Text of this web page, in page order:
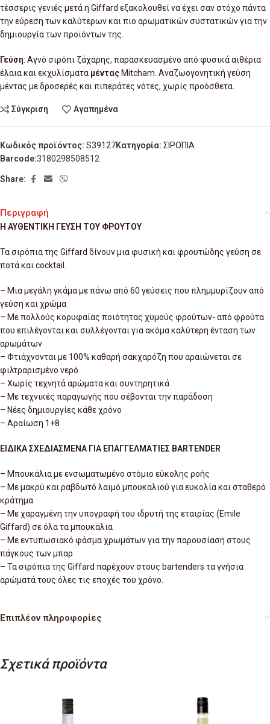
τέσσερις γενιές μετά η Giffard εξακολουθεί να έχει σαν στόχο πάντα
την εύρεση των καλύτερων και πιο αρωματικών συστατικών για την
δημιουργία των προϊόντων της.
Γεύση: Αγνό σιρόπι ζάχαρης, παρασκευασμένο από φυσικά αιθέρια
έλαια και εκχυλίσματα μέντας Mitcham. Αναζωογονητική γεύση
μέντας με δροσερές και πιπεράτες νότες, χωρίς προόσθετα.
Σύγκριση Αγαπημένα
Κωδικός προϊόντος: S39127Κατηγορία: ΣΙΡΟΠΙΑ
Barcode:3180298508512
Share:
Περιγραφή
Η ΑΥΘΕΝΤΙΚΗ ΓΕΥΣΗ ΤΟΥ ΦΡΟΥΤΟΥ
Τα σιρόπια της Giffard δίνουν μια φυσική και φρουτώδης γεύση σε
ποτά και cocktail.
– Μια μεγάλη γκάμα με πάνω από 60 γεύσεις που πλημμυρίζουν από
γεύση και χρώμα
– Με πολλούς κορυφαίας ποιότητας χυμούς φρούτων- από φρούτα
που επιλέγονται και συλλέγονται για ακόμα καλύτερη ένταση των
αρωμάτων
– Φτιάχνονται με 100% καθαρή σακχαρόζη που αραιώνεται σε
φιλτραρισμένο νερό
– Χωρίς τεχνητά αρώματα και συντηρητικά
– Με τεχνικές παραγωγής που σέβονται την παράδοση
– Νέες δημιουργίες κάθε χρόνο
– Αραίωση 1+8
ΕΙΔΙΚΑ ΣΧΕΔΙΑΣΜΕΝΑ ΓΙΑ ΕΠΑΓΓΕΛΜΑΤΙΕΣ BARTENDER
– Μπουκάλια με ενσωματωμένο στόμιο εύκολης ροής
– Με μακρύ και ραβδωτό λαιμό μπουκαλιού για ευκολία και σταθερό
κράτημα
– Με χαραγμένη την υπογραφή του ιδρυτή της εταιρίας (Emile
Giffard) σε όλα τα μπουκάλια
– Με εντυπωσιακό φάσμα χρωμάτων για την παρουσίαση στους
πάγκους των μπαρ
– Τα σιρόπια της Giffard παρέχουν στους bartenders τα γνήσια
αρώματά τους όλες τις εποχές του χρόνο.
Επιπλέον πληροφορίες
Σχετικά προϊόντα